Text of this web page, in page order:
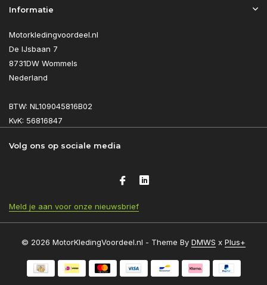
Informatie
Motorkledingvoordeel.nl
De IJsbaan 7
8731DW Wommels
Nederland
BTW: NL109045816B02
KvK: 56816847
Volg ons op sociale media
Meld je aan voor onze nieuwsbrief
© 2026 MotorKledingVoordeel.nl - Theme By DMWS x Plus+